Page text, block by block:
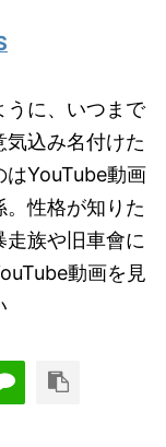
うに、いつまで
気込み名付けた
はYouTube動画
性格が知りた
族や旧車會に
動画を見